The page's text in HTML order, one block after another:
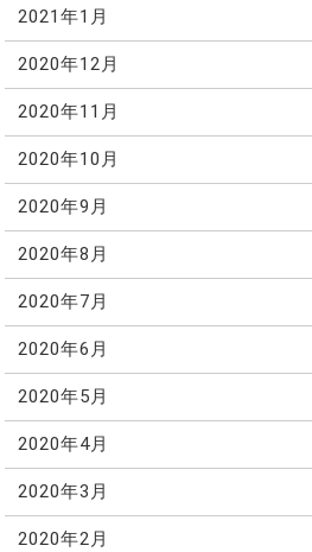
2021年1月
2020年12月
2020年11月
2020年10月
2020年9月
2020年8月
2020年7月
2020年6月
2020年5月
2020年4月
2020年3月
2020年2月